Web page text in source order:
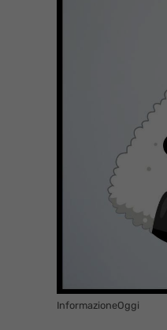
InformazioneOggi